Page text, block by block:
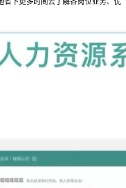
省下更多时间去了解各岗位业务、优